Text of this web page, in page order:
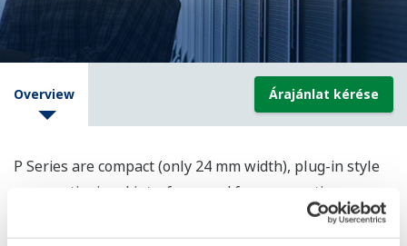
Overview Árajánlat kérése
P Series are compact (only 24 mm width), plug-in style
pneumatic signal interface used for pneumatic